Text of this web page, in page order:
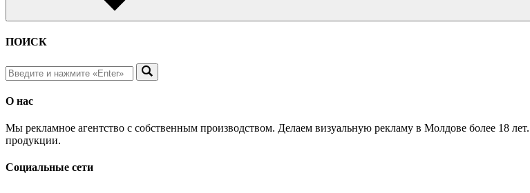
ПОИСК
О нас
Мы рекламное агентство с собственным производством. Делаем визуальную рекламу в Молдове более 18
продукции.
Социальные сети